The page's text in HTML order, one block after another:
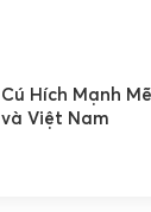
Cú Hích Mạnh
và Việt Nam